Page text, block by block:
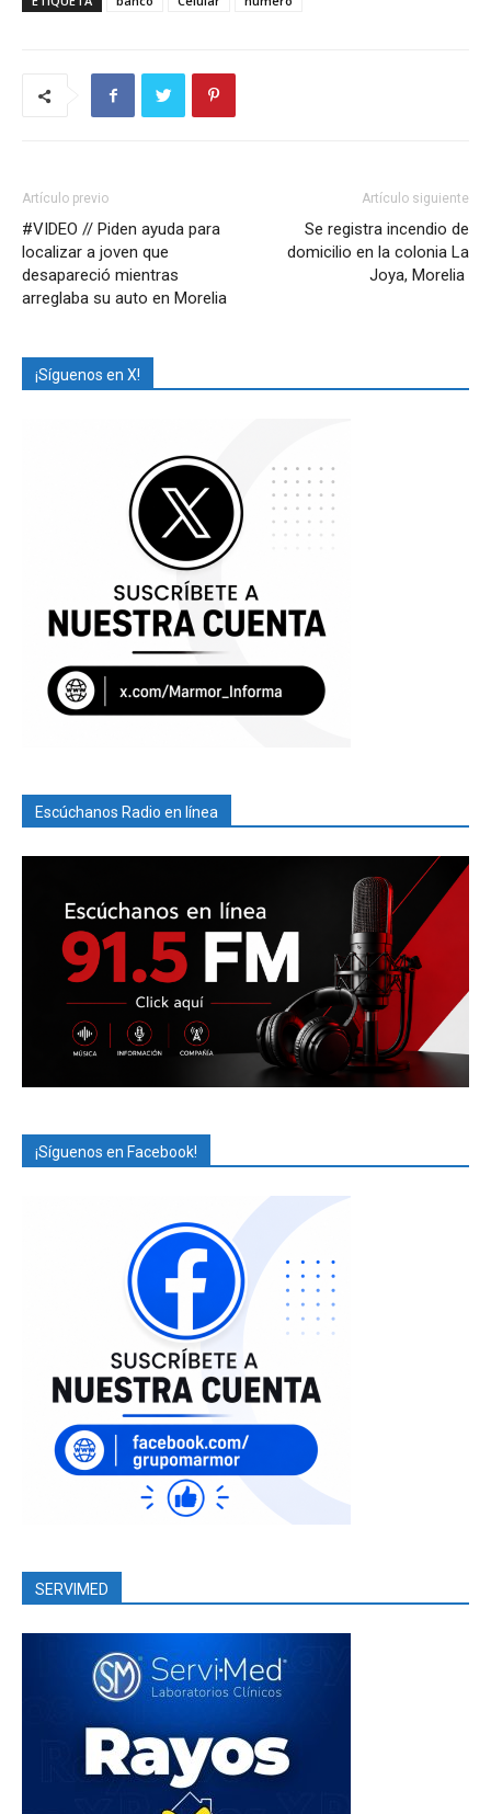
Artículo previo
#VIDEO // Piden ayuda para
localizar a joven que
desapareció mientras
arreglaba su auto en Morelia
Artículo siguiente
Se registra incendio de
domicilio en la colonia La
Joya, Morelia
¡Síguenos en X!
Escúchanos Radio en línea
¡Síguenos en Facebook!
SERVIMED